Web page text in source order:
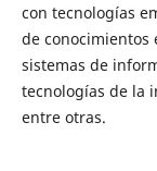
con tecnologías
de conocimientos
sistemas de
tecnologías de la
entre otras.